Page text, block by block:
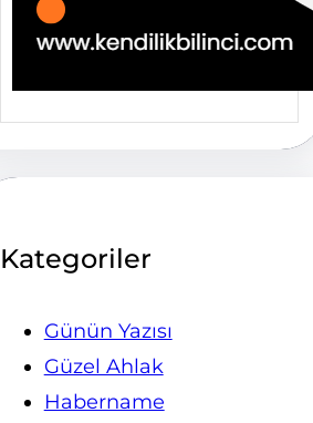
Kategoriler
Günün Yazısı
Güzel Ahlak
Habername